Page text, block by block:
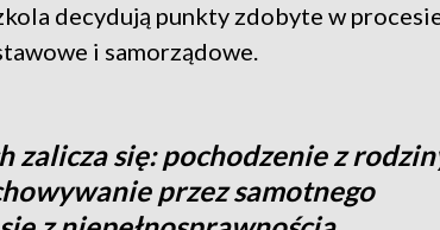
decydują punkty zdobyte w
i samorządowe.
zalicza się: pochodzenie z
przez samotnego